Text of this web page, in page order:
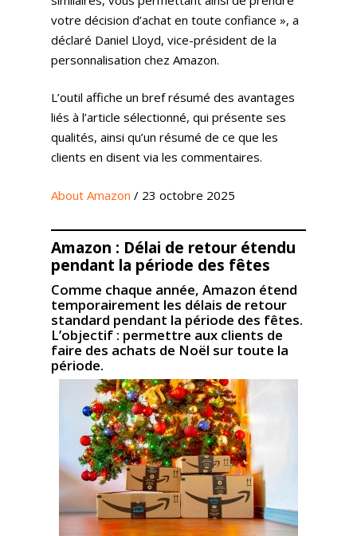
votre décision d’achat en toute confiance », a
déclaré Daniel Lloyd, vice-président de la
personnalisation chez Amazon.
L’outil affiche un bref résumé des avantages
liés à l’article sélectionné, qui présente ses
qualités, ainsi qu’un résumé de ce que les
clients en disent via les commentaires.
About Amazon / 23 octobre 2025
Amazon : Délai de retour étendu
pendant la période des fêtes
Comme chaque année, Amazon étend
temporairement les délais de retour
standard pendant la période des fêtes.
L’objectif : permettre aux clients de
faire des achats de Noël sur toute la
période.